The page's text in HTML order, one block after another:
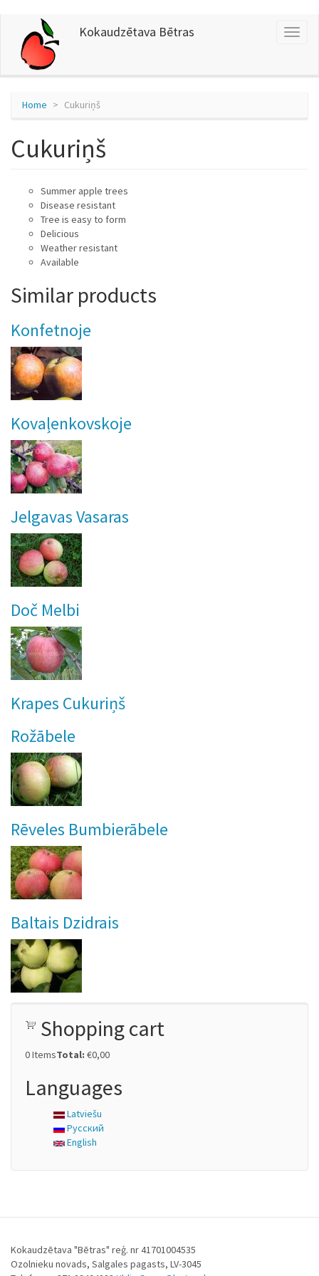
content
Kokaudzētava Bētras
Home Cukuriņš
Cukuriņš
Summer apple trees
Disease resistant
Tree is easy to form
Delicious
Weather resistant
Available
Similar products
Konfetnoje
Kovaļenkovskoje
Jelgavas Vasaras
Doč Melbi
Krapes Cukuriņš
Rožābele
Rēveles Bumbierābele
Baltais Dzidrais
Shopping cart
0ItemsTotal: €0,00
Languages
Latviešu
Русский
English
Kokaudzētava "Bētras" reģ. nr 41701004535
Ozolnieku novads, Salgales pagasts, LV-3045